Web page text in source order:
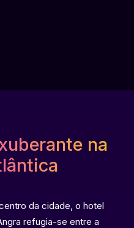
na
da cidade, o hotel
refugia-se entre a